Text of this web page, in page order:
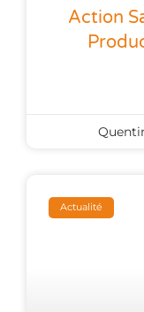
Action
Actualité